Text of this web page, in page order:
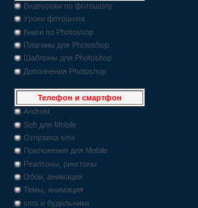
Видеуроки по фотошопу
Уроки фотошопа
Книги по Photoshop
Плагины для Photoshop
Шаблоны для Photoshop
Дополнения Photoshop
Телефон и смартфон
Android
Soft для Mobile
Отправка sms
Приложения для Mobile
Реалтоны, рингтоны
Обои, анимация
Темы, анимация
sms и будильники